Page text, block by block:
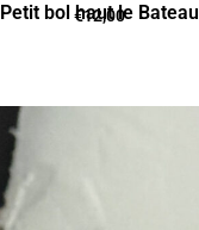
Petit bol haut le Bateau
€12,00